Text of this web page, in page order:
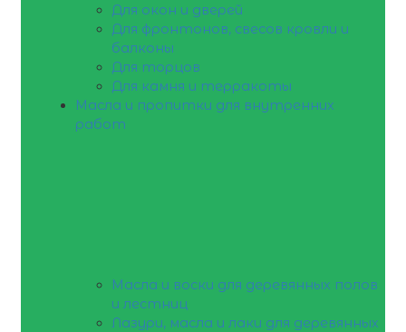
Для окон и дверей
Для фронтонов, свесов кровли и
балконы
Для торцов
Для камня и терракоты
Масла и пропитки для внутренних
работ
Масла и воски для деревянных полов
и лестниц
Лазури, масла и лаки для деревянных